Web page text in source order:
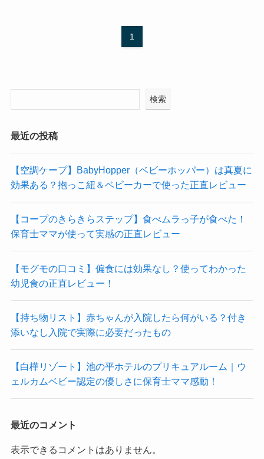
1
検索
最近の投稿
【空調ケープ】BabyHopper（ベビーホッパー）は真夏に
効果ある？抱っこ紐＆ベビーカーで使った正直レビュー
【コープのきらきらステップ】食べムラっ子が食べた！
保育士ママが使って実感の正直レビュー
【モグモの口コミ】偏食には効果なし？使ってわかった
幼児食の正直レビュー！
【持ち物リスト】赤ちゃんが入院したら何がいる？付き
添いなし入院で実際に必要だったもの
【白樺リゾート】池の平ホテルのプリキュアルーム｜ウ
ェルカムベビー認定の優しさに保育士ママ感動！
最近のコメント
表示できるコメントはありません。